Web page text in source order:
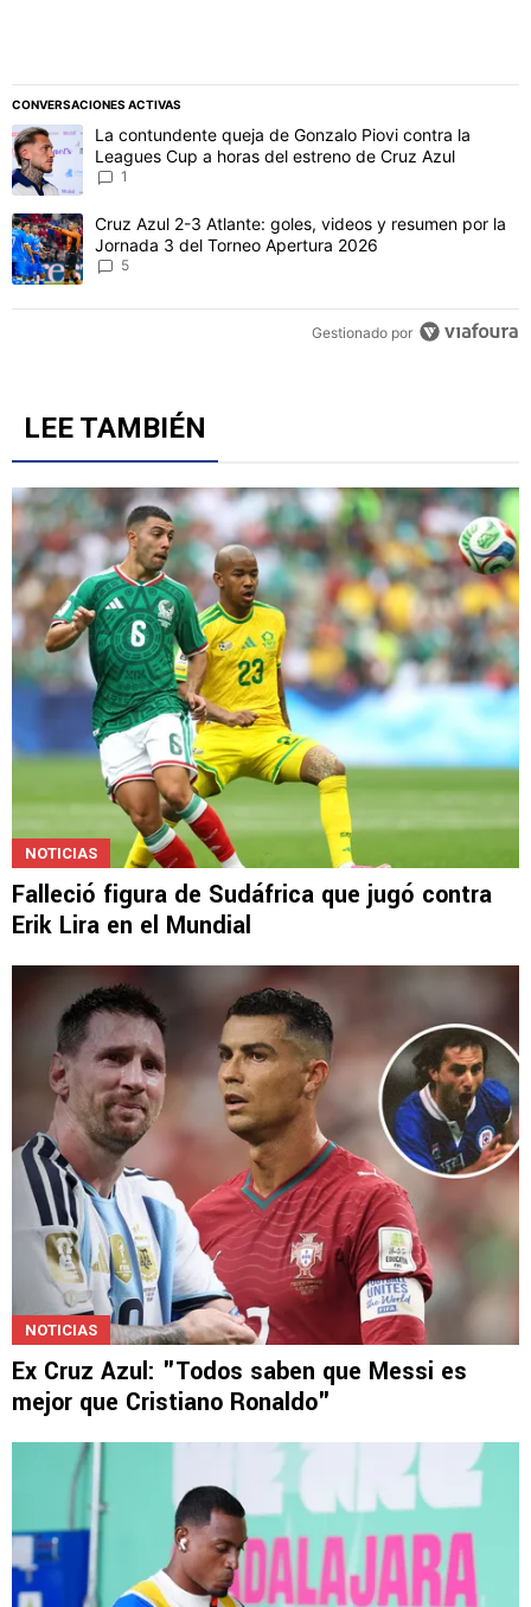
CONVERSACIONES ACTIVAS
Este listado muestra los artículos con más comentarios en los
Un artículo de tendencia con el título "La contundente queja de
La contundente queja de Gonzalo Piovi contra la
Leagues Cup a horas del estreno de Cruz Azul
1
Un artículo de tendencia con el título "Cruz Azul 2-3 Atlante:
Cruz Azul 2-3 Atlante: goles, videos y resumen por la
Jornada 3 del Torneo Apertura 2026
5
Gestionado por
LEE TAMBIÉN
NOTICIAS
Falleció figura de Sudáfrica que jugó contra
Erik Lira en el Mundial
NOTICIAS
Ex Cruz Azul: "Todos saben que Messi es
mejor que Cristiano Ronaldo"